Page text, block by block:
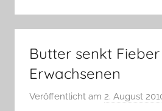
Butter senkt
Erwachsenen
Veröffentlicht am 2. August